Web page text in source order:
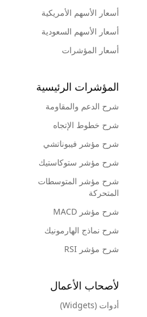
أسعار الأسهم الأمريكية
أسعار الأسهم السعودية
أسعار المؤشرات
المؤشرات الرئيسية
شرح الدعم والمقاومة
شرح خطوط الإتجاه
شرح مؤشر فيبوناتشي
شرح مؤشر ستوكاستيك
شرح مؤشر المتوسطات
المتحركة
شرح مؤشر MACD
شرح نماذج الهارمونيك
شرح مؤشر RSI
لأصحاب الأعمال
أدوات (Widgets)